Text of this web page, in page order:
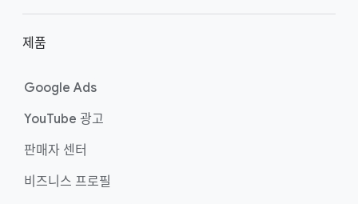
제품
Google Ads
YouTube 광고
판매자 센터
비즈니스 프로필